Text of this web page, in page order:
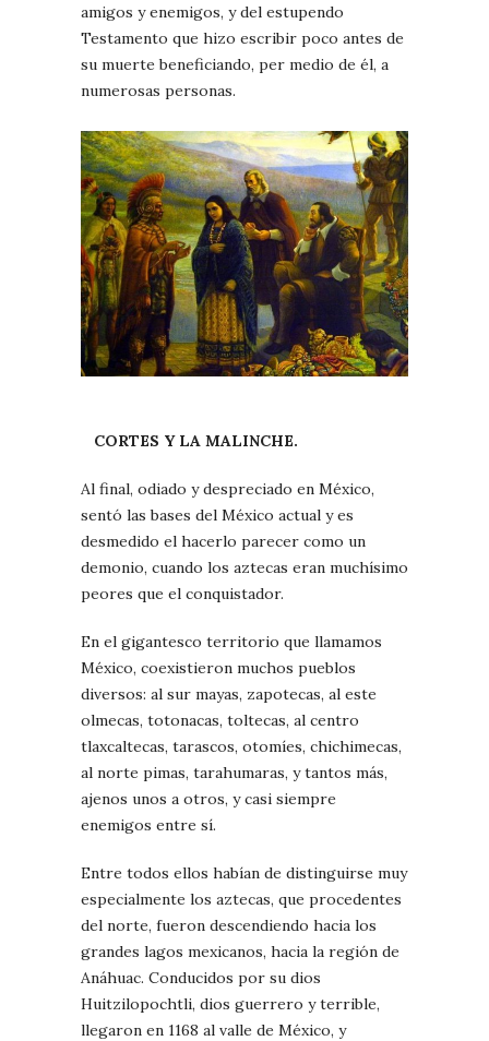
amigos y enemigos, y del estupendo
Testamento que hizo escribir poco antes de
su muerte beneficiando, per medio de él, a
numerosas personas.
CORTES Y LA MALINCHE.
Al final, odiado y despreciado en México,
sentó las bases del México actual y es
desmedido el hacerlo parecer como un
demonio, cuando los aztecas eran muchísimo
peores que el conquistador.
En el gigantesco territorio que llamamos
México, coexistieron muchos pueblos
diversos: al sur mayas, zapotecas, al este
olmecas, totonacas, toltecas, al centro
tlaxcaltecas, tarascos, otomíes, chichimecas,
al norte pimas, tarahumaras, y tantos más,
ajenos unos a otros, y casi siempre
enemigos entre sí.
Entre todos ellos habían de distinguirse muy
especialmente los aztecas, que procedentes
del norte, fueron descendiendo hacia los
grandes lagos mexicanos, hacia la región de
Anáhuac. Conducidos por su dios
Huitzilopochtli, dios guerrero y terrible,
llegaron en 1168 al valle de México, y